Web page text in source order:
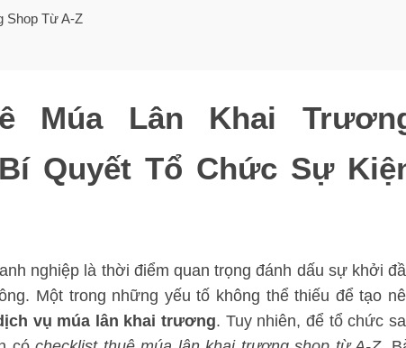
Shop Từ A-Z
Múa Lân Khai
Quyết Tổ Chức Sự
nghiệp là thời điểm quan trọng đánh dấu sự khởi
Một trong những yếu tố không thể thiếu để tạo
vụ múa lân khai trương. Tuy nhiên, để tổ chức